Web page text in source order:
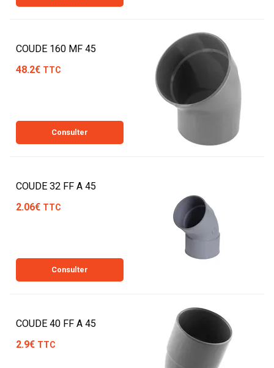
COUDE 160 MF 45
48.2€ TTC
Consulter
COUDE 32 FF A 45
2.06€ TTC
Consulter
COUDE 40 FF A 45
2.9€ TTC